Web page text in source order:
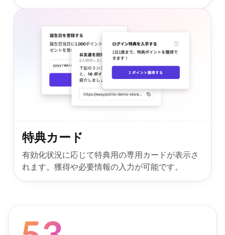
特典カード
有効化状況に応じて特典用の専用カードが表示さ
れます。獲得や必要情報の入力が可能です。